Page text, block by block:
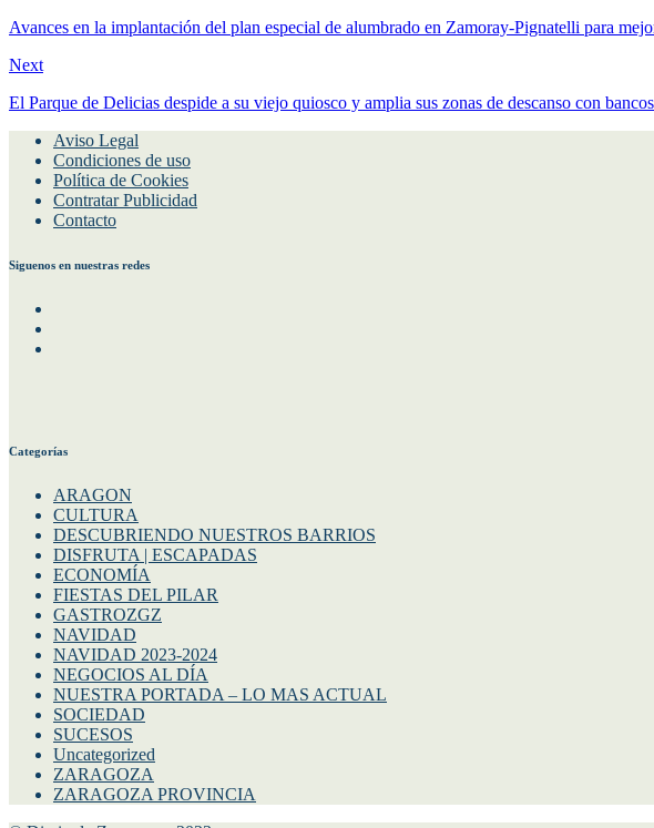
Avances en la implantación del plan especial de alumbrado en Zamoray-Pignatelli para
Next
El Parque de Delicias despide a su viejo quiosco y amplia sus zonas de descanso con
Aviso Legal
Condiciones de uso
Política de Cookies
Contratar Publicidad
Contacto
Siguenos en nuestras redes
Categorías
ARAGON
CULTURA
DESCUBRIENDO NUESTROS BARRIOS
DISFRUTA | ESCAPADAS
ECONOMÍA
FIESTAS DEL PILAR
GASTROZGZ
NAVIDAD
NAVIDAD 2023-2024
NEGOCIOS AL DÍA
NUESTRA PORTADA – LO MAS ACTUAL
SOCIEDAD
SUCESOS
Uncategorized
ZARAGOZA
ZARAGOZA PROVINCIA